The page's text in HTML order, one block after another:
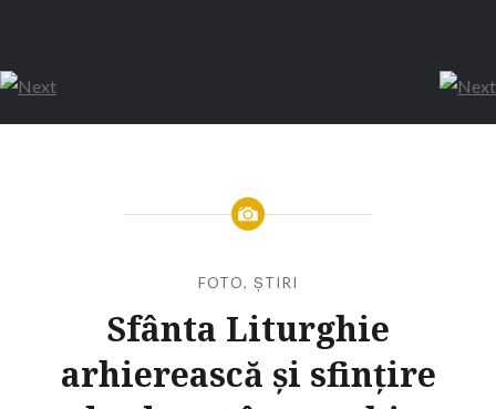
FOTO, ȘTIRI
Sfânta Liturghie
arhierească și sfințire